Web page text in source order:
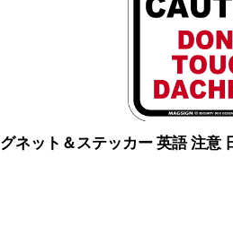
ネット＆ステッカー 英語 注